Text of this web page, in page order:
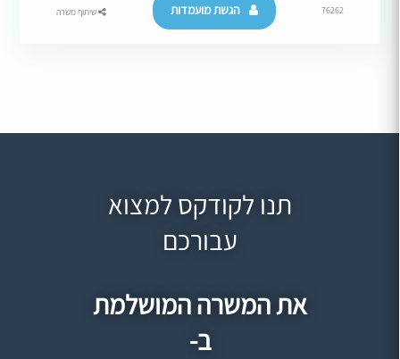
76262 הגשת מועמדות שיתוף משרה
תנו לקודקס למצוא
עבורכם
את המשרה המושלמת
ב-